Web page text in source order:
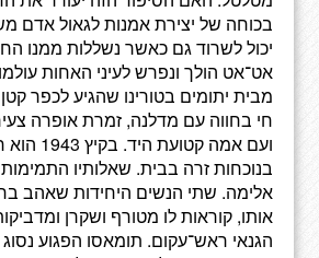
בכוחה של יצירת אמנות לגאול אדם
יכול לשרוד גם כאשר נשללות ממנו
אט־אט הולך ונפרש לעיני האחות
מבית יתומים בטורינו שהגיע לכפר
חי בחווה עם מדלנה, זמרת אופרה
ועם אמה
בנוכחות זרה בבית. שאלותיו
אלימה. שתי הנשים היחידות שאהב
אותו, קוראות לו מטורף ושקרן
הגנאי ראש־עקום. תומאסו הפגוע נסוג